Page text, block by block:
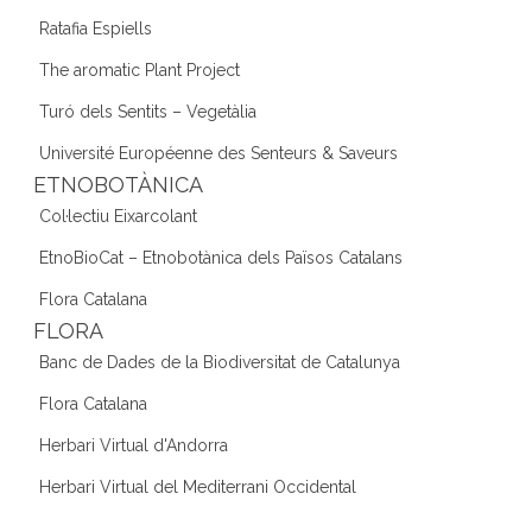
Ratafia Espiells
The aromatic Plant Project
Turó dels Sentits – Vegetàlia
Université Européenne des Senteurs & Saveurs
ETNOBOTÀNICA
Col·lectiu Eixarcolant
EtnoBioCat – Etnobotànica dels Països Catalans
Flora Catalana
FLORA
Banc de Dades de la Biodiversitat de Catalunya
Flora Catalana
Herbari Virtual d'Andorra
Herbari Virtual del Mediterrani Occidental